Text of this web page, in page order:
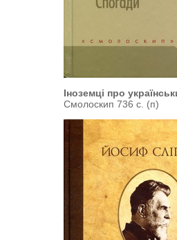
Іноземці про
Смолоскип 736 с. (п)